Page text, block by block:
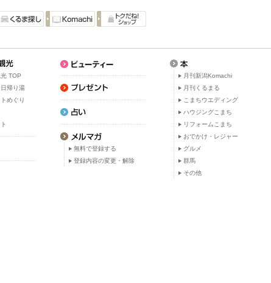
TOP
帰り湯
めぐり
無料で登録する
登録内容の変更・解除
月刊新潟Komachi
月刊くるまる
こまちウエディング
ハウジングこまち
リフォームこまち
おでかけ・レジャー
グルメ
群馬
その他